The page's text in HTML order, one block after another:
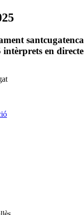
santcugatenca
en directe